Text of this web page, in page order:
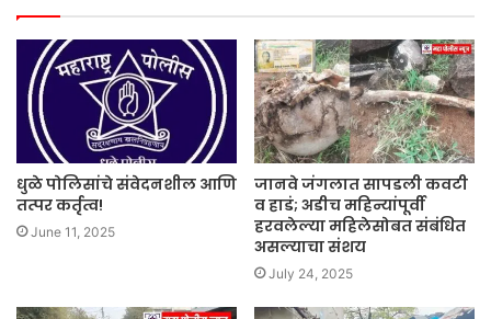
धुळे पोलिसांचे संवेदनशील आणि
तत्पर कर्तृत्व!
June 11, 2025
जानवे जंगलात सापडली कवटी
व हाडं; अडीच महिन्यांपूर्वी
हरवलेल्या महिलेसोबत संबंधित
असल्याचा संशय
July 24, 2025